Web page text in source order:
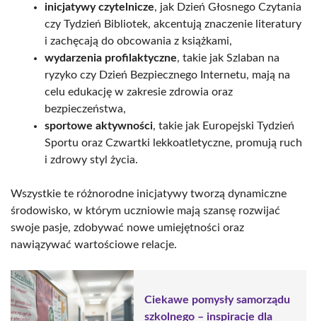
inicjatywy czytelnicze, jak Dzień Głosnego Czytania
czy Tydzień Bibliotek, akcentują znaczenie literatury
i zachęcają do obcowania z książkami,
wydarzenia profilaktyczne, takie jak Szlaban na
ryzyko czy Dzień Bezpiecznego Internetu, mają na
celu edukację w zakresie zdrowia oraz
bezpieczeństwa,
sportowe aktywności, takie jak Europejski Tydzień
Sportu oraz Czwartki lekkoatletyczne, promują ruch
i zdrowy styl życia.
Wszystkie te różnorodne inicjatywy tworzą dynamiczne
środowisko, w którym uczniowie mają szansę rozwijać
swoje pasje, zdobywać nowe umiejętności oraz
nawiązywać wartościowe relacje.
Ciekawe pomysły samorządu
szkolnego – inspiracje dla